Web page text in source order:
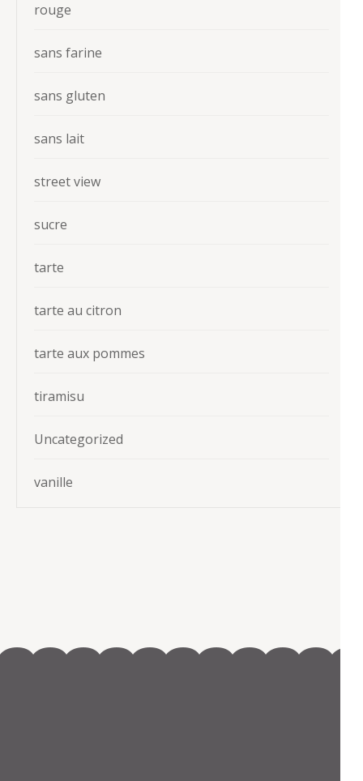
rouge
sans farine
sans gluten
sans lait
street view
sucre
tarte
tarte au citron
tarte aux pommes
tiramisu
Uncategorized
vanille